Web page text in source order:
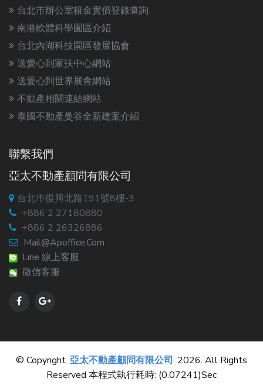
台北市辦公室租金實價登錄查詢
南港軟體科學園區介紹
台北內湖科技園區發展協會
送愛心到家扶中心網站
送愛心到世界展會網站
不動產相關連結網站
泰國不動產曼谷全新建案介紹
聯繫我們
亞太不動產顧問有限公司
台北市復興北路191號8樓-3
+886 2 27180880
+886 2 26326886
Mail@apoffice.com
Line 線上客服
微信客服
© Copyright 亞太不動產顧問有限公司 2026. All Rights
Reserved 本程式執行耗時: (0.07241)sec